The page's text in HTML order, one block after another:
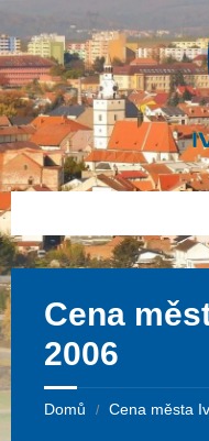
obsah
levý
panel
pravý
panel
patičku
Cena
2006
Domů / Cena města